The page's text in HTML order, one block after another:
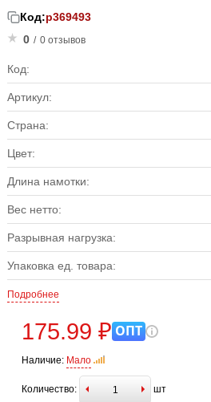
Код:р369493
0 / 0 отзывов
Код:
Артикул:
Страна:
Цвет:
Длина намотки:
Вес нетто:
Разрывная нагрузка:
Упаковка ед. товара:
Подробнее
175.99 ₽ ОПТ
Наличие: Мало
Количество: шт